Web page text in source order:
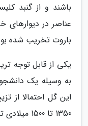
باشند و از گنبد
باروت تخریب شده
یکی از قابل توجه
به وسیله یک
این گل احتمالا از
1350 تا 1500 میلادی تاریخ گذاری شده است.